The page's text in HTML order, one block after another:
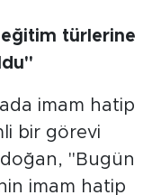
türlerine
imam hatip
bir görevi
"Bugün
imam hatip